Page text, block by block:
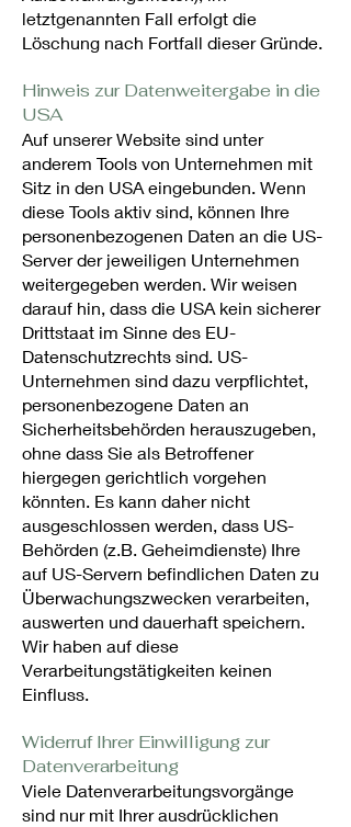
letztgenannten Fall erfolgt die
Löschung nach Fortfall dieser Gründe.
Hinweis zur Datenweitergabe in die
USA
Auf unserer Website sind unter
anderem Tools von Unternehmen mit
Sitz in den USA eingebunden. Wenn
diese Tools aktiv sind, können Ihre
personenbezogenen Daten an die US-
Server der jeweiligen Unternehmen
weitergegeben werden. Wir weisen
darauf hin, dass die USA kein sicherer
Drittstaat im Sinne des EU-
Datenschutzrechts sind. US-
Unternehmen sind dazu verpflichtet,
personenbezogene Daten an
Sicherheitsbehörden herauszugeben,
ohne dass Sie als Betroffener
hiergegen gerichtlich vorgehen
könnten. Es kann daher nicht
ausgeschlossen werden, dass US-
Behörden (z.B. Geheimdienste) Ihre
auf US-Servern befindlichen Daten zu
Überwachungszwecken verarbeiten,
auswerten und dauerhaft speichern.
Wir haben auf diese
Verarbeitungstätigkeiten keinen
Einfluss.
Widerruf Ihrer Einwilligung zur
Datenverarbeitung
Viele Datenverarbeitungsvorgänge
sind nur mit Ihrer ausdrücklichen